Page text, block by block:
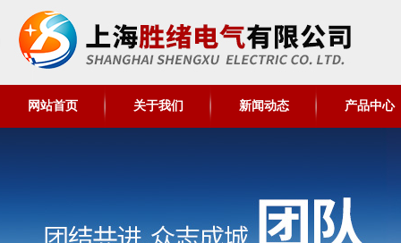
网站首页 关于我们 新闻动态 产品中心